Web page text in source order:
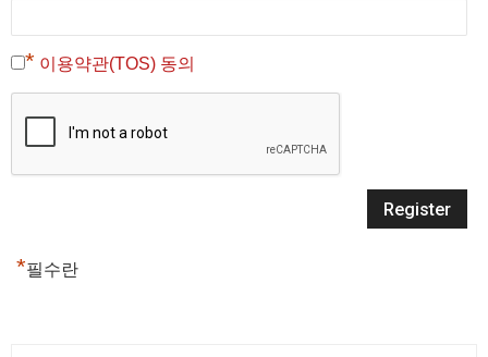
* 이용약관(TOS) 동의
*필수란